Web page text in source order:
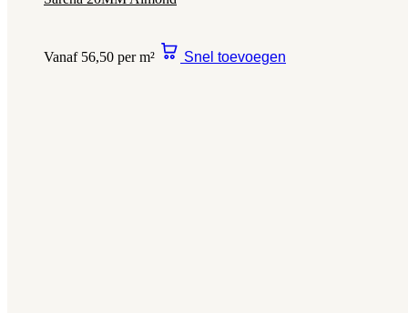
Vanaf 56,50 per m² Snel toevoegen